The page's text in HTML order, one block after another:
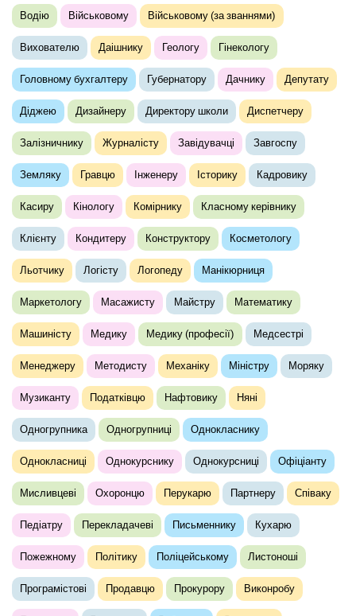
Водію Військовому Військовому (за званнями)
Вихователю Даішнику Геологу Гінекологу
Головному бухгалтеру Губернатору Дачнику Депутату
Діджею Дизайнеру Директору школи Диспетчеру
Залізничнику Журналісту Завідувачці Завгоспу
Земляку Гравцю Інженеру Історику Кадровику
Касиру Кінологу Комірнику Класному керівнику
Клієнту Кондитеру Конструктору Косметологу
Льотчику Логісту Логопеду Манікюрниця
Маркетологу Масажисту Майстру Математику
Машиністу Медику Медику (професії) Медсестрі
Менеджеру Методисту Механіку Міністру Моряку
Музиканту Податківцю Нафтовику Няні
Одногрупника Одногрупниці Однокласнику
Однокласниці Однокурснику Однокурсниці Офіціанту
Мисливцеві Охоронцю Перукарю Партнеру Співаку
Педіатру Перекладачеві Письменнику Кухарю
Пожежному Політику Поліцейському Листоноші
Програмістові Продавцю Прокурору Виконробу